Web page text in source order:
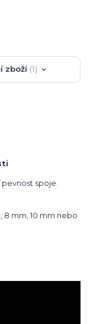
zboží 1
spoje.
8 mm, 10 mm nebo